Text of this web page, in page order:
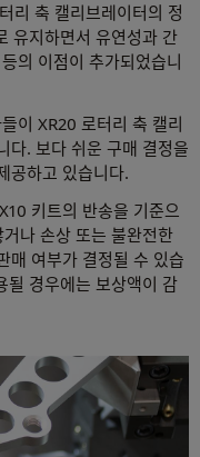
리 축 캘리브레이터의 정
유지하면서 유연성과 간
의 이점이 추가되었습니
이 XR20 로터리 축 캘리
다. 보다 쉬운 구매 결정을
공하고 있습니다.
키트의 반송을 기준으
나 손상 또는 불완전한
매 여부가 결정될 수 있습
될 경우에는 보상액이 감